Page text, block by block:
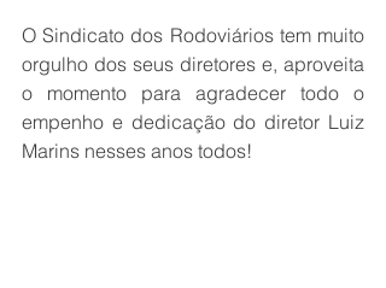
O Sindicato dos Rodoviários tem muito
orgulho dos seus diretores e, aproveita
o momento para agradecer todo o
empenho e dedicação do diretor Luiz
Marins nesses anos todos!